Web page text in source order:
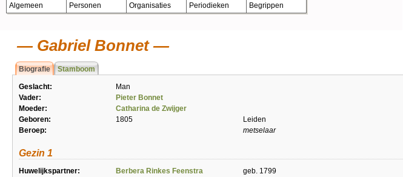
Algemeen Personen Organisaties Periodieken Begrippen
Gabriel Bonnet
Biografie Stamboom
Geslacht:
Man
Vader:
Pieter Bonnet
Moeder:
Catharina de Zwijger
Geboren:
1805
Leiden
Beroep:
metselaar
Gezin 1
Huwelijkspartner: Berbera Rinkes Feenstra
geb. 1799